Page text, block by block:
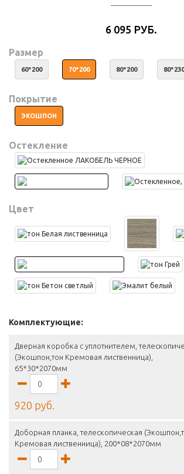
6 095 РУБ.
Размер
60*200 70*200 80*200 80*230
Покрытие
ЭКОШПОН
Остекление
Цвет
Комплектующие:
Дверная коробка с уплотнителем,
(Экошпон,тон Кремовая лиственница),
65*30*2070мм
920 руб.
Доборная планка, телескопическая
Кремовая лиственница), 200*08*2070мм